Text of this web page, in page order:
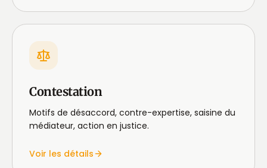
Contestation
Motifs de désaccord, contre-expertise, saisine du
médiateur, action en justice.
Voir les détails